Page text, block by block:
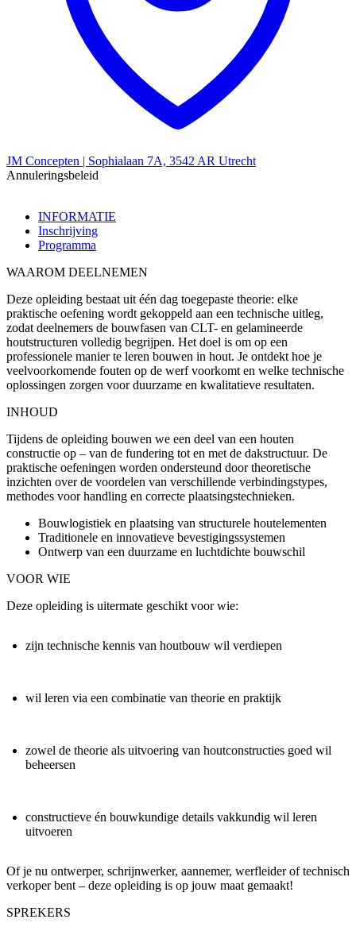
JM Concepten | Sophialaan 7A, 3542 AR Utrecht
Annuleringsbeleid
INFORMATIE
Inschrijving
Programma
WAAROM DEELNEMEN
Deze opleiding bestaat uit één dag toegepaste theorie: elke
praktische oefening wordt gekoppeld aan een technische uitleg,
zodat deelnemers de bouwfasen van CLT- en gelamineerde
houtstructuren volledig begrijpen. Het doel is om op een
professionele manier te leren bouwen in hout. Je ontdekt hoe je
veelvoorkomende fouten op de werf voorkomt en welke technische
oplossingen zorgen voor duurzame en kwalitatieve resultaten.
INHOUD
Tijdens de opleiding bouwen we een deel van een houten
constructie op – van de fundering tot en met de dakstructuur. De
praktische oefeningen worden ondersteund door theoretische
inzichten over de voordelen van verschillende verbindingstypes,
methodes voor handling en correcte plaatsingstechnieken.
Bouwlogistiek en plaatsing van structurele houtelementen
Traditionele en innovatieve bevestigingssystemen
Ontwerp van een duurzame en luchtdichte bouwschil
VOOR WIE
Deze opleiding is uitermate geschikt voor wie:
zijn technische kennis van houtbouw wil verdiepen
wil leren via een combinatie van theorie en praktijk
zowel de theorie als uitvoering van houtconstructies goed wil
beheersen
constructieve én bouwkundige details vakkundig wil leren
uitvoeren
Of je nu ontwerper, schrijnwerker, aannemer, werfleider of technisch
verkoper bent – deze opleiding is op jouw maat gemaakt!
SPREKERS